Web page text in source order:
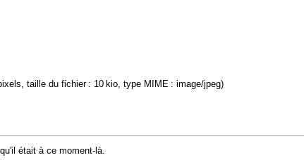
taille du fichier : 10 kio, type MIME : image/jpeg)
était à ce moment-là.